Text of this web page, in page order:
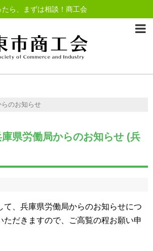
ら、まずは相談！商工会
のお知らせ
庫県労働局からのお知らせ (兵
て、兵庫県労働局からのお知らせにつ
ただきますので、ご高覧の程お願い申